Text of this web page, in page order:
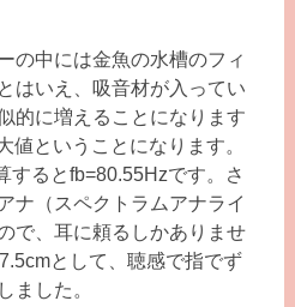
の中には金魚の水槽のフィ
はいえ、吸音材が入ってい
的に増えることになります
値ということになります。
するとfb=80.55Hzです。さ
ナ（スペクトラムアナライ
で、耳に頼るしかありませ
として、聴感で指でず
ました。